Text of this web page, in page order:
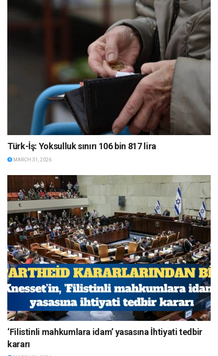
Türk-İş: Yoksulluk sınırı 106 bin 817 lira
MARCH 31, 2026
‘Filistinli mahkumlara idam’ yasasına İhtiyati tedbir
kararı